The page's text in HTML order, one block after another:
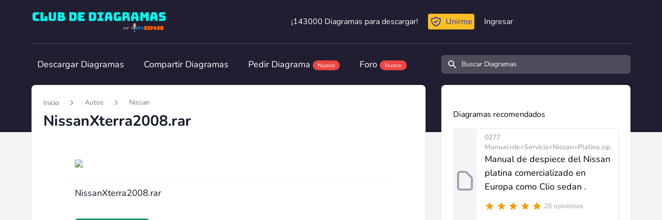
Club de Diagramas
¡143000 Diagramas para descargar!
¡143000 Diagramas para descargar! Unirme Ingresar
Descargar Diagramas Compartir Diagramas Pedir Diagrama Nuevo Foro Nuevo Buscar diagramas y manuales
Inicio Autos Nissan
NissanXterra2008.rar
NissanXterra2008.rar
Diagramas recomendados
0277
Manual+de+Servicio+Nissan+Platina.zip
Manual de despiece del Nissan
platina comercializado en
Europa como Clio sedan .
28 opiniones